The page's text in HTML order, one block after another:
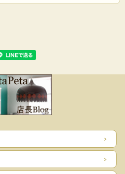
ケル・アナセン）は、1890年にデンマーク
り創業した数々の素晴らしい作品を残して
ル・アナセン）
、高さ15cm
くよいヴィンテージコンディションです。